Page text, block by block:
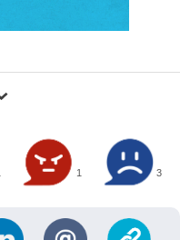
1 3